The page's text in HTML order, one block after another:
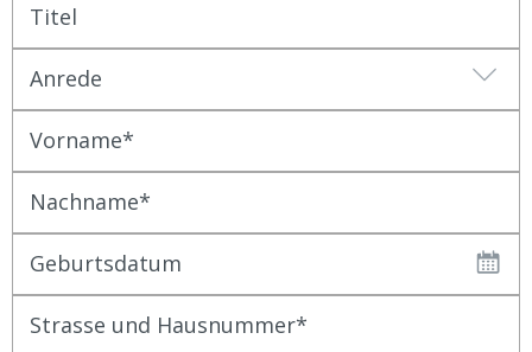
Titel
Anrede
Vorname
Nachname
Geburtsdatum
Strasse und Hausnummer